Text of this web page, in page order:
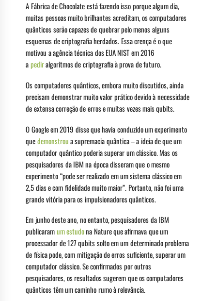
A Fábrica de Chocolate está fazendo isso porque algum dia,
muitas pessoas muito brilhantes acreditam, os computadores
quânticos serão capazes de quebrar pelo menos alguns
esquemas de criptografia herdados. Essa crença é o que
motivou a agência técnica dos EUA NIST em 2016
apediralgoritmos de criptografia à prova de futuro.
Os computadores quânticos, embora muito discutidos, ainda
precisam demonstrar muito valor prático devido à necessidade
de extensa correção de erros e muitas vezes mais qubits.
O Google em 2019 disse que havia conduzido um experimento
quedemonstroua supremacia quântica – a ideia de que um
computador quântico poderia superar um clássico. Mas os
pesquisadores da IBM na época disseram que o mesmo
experimento “pode ser realizado em um sistema clássico em
2,5 dias e com fidelidade muito maior”. Portanto, não foi uma
grande vitória para os impulsionadores quânticos.
Em junho deste ano, no entanto, pesquisadores da IBM
publicaramum estudona Nature que afirmava que um
processador de 127 qubits solto em um determinado problema
de física pode, com mitigação de erros suficiente, superar um
computador clássico. Se confirmados por outros
pesquisadores, os resultados sugerem que os computadores
quânticos têm um caminho rumo à relevância.